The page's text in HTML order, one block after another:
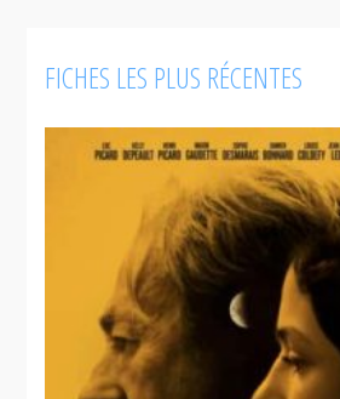
FICHES LES PLUS RÉCENTES